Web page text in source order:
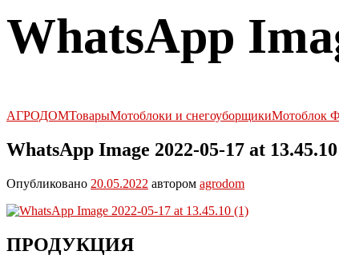
WhatsApp
АГРОДОМТоварыМотоблоки и снегоуборщикиМотоблок
WhatsApp Image 2022-05-17 at
Опубликовано 20.05.2022 автором agrodom
ПРОДУКЦИЯ